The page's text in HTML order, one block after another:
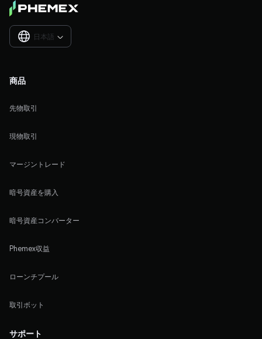
日本語 
商品
先物取引
現物取引
マージントレード
暗号資産を購入
暗号資産コンバーター
Phemex収益
ローンチプール
取引ボット
サポート